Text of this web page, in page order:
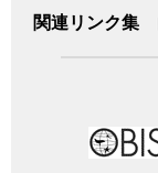
関連リンク集